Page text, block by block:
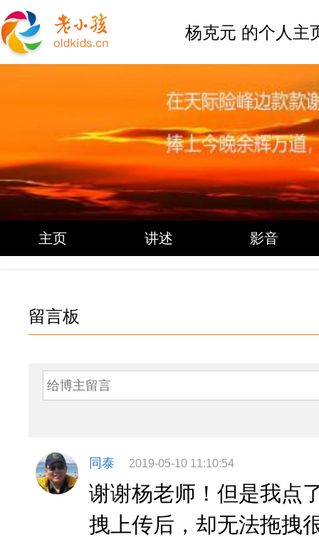
杨克元 的个人主
主页 讲述 影音
留言板
同泰 2019-05-10 11:10:54
谢谢杨老师！但是我点
拽上传后，却无法拖拽